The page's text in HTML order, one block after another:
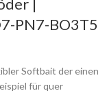
PN7-BO3T5
Softbait der einen
für quer